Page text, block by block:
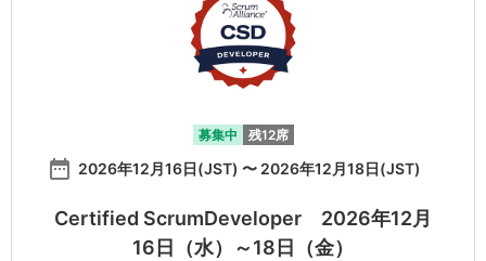
募集中 残12席
date_range 2026年12月16日(JST) 〜 2026年12月18日(JST)
Certified ScrumDeveloper 2026年12月
16日（水）～18日（金）